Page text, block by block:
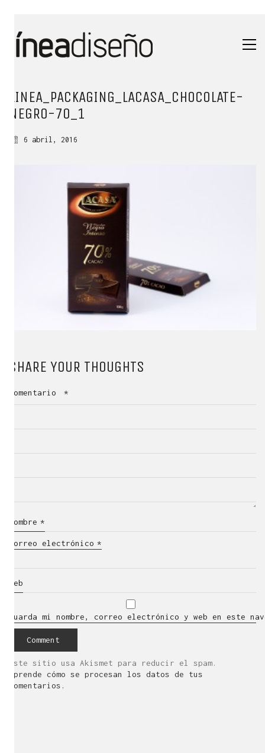
LINEA_PACKAGING_LACASA_CHOCOLATE-
NEGRO-70_1
6 abril, 2016
SHARE YOUR THOUGHTS
Comentario *
Nombre *
Correo electrónico *
Web
Guarda mi nombre, correo electrónico y web en este
Este sitio usa Akismet para reducir el spam.
Aprende cómo se procesan los datos de tus
comentarios.